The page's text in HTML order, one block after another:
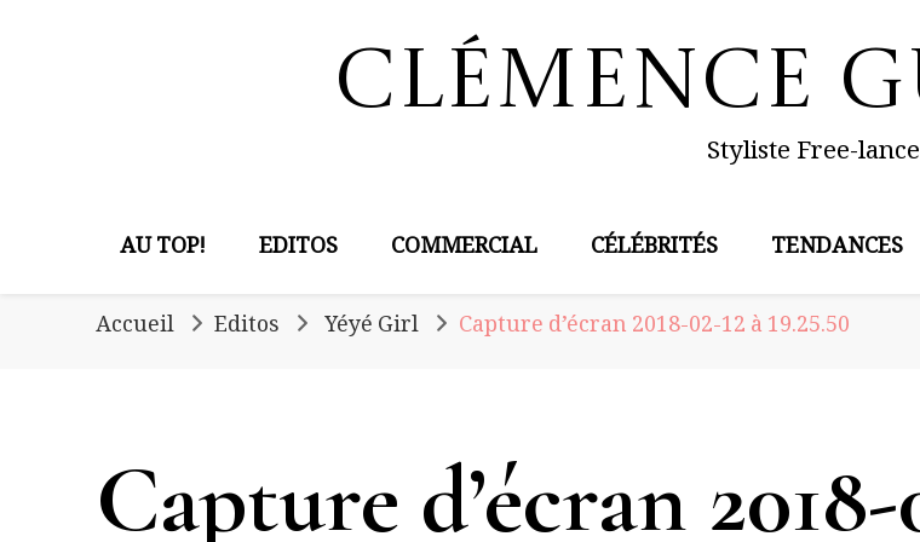
Clémence
Styliste Free-lance
AU TOP! EDITOS COMMERCIAL CÉLÉBRITÉS TENDANCES
Accueil Editos Yéyé Girl Capture d’écran 2018-02-12 à 19.25.50
Capture d’écran 2018-